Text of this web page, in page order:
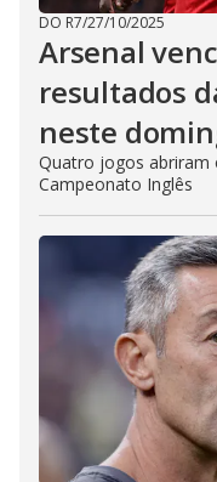
DO R7/27/10/2025
Arsenal
resultados
neste
Quatro jogos abriram
Campeonato Inglês